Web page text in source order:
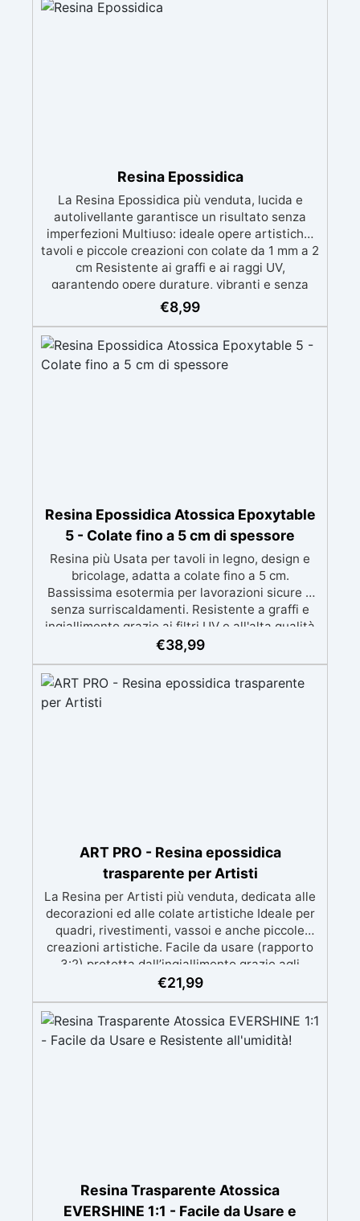
Resina Epossidica
La Resina Epossidica più venduta, lucida e
autolivellante garantisce un risultato senza
imperfezioni Multiuso: ideale opere artistiche,
tavoli e piccole creazioni con colate da 1 mm a 2
cm Resistente ai graffi e ai raggi UV,
garantendo opere durature, vibranti e senza
ingiallimenti nel tempo Bassa viscosità e
formula anti-bolle per risultati impeccabili,
Certificata Atossica post catalisi per contatto
con la pelle, BPA free e VoC Free
€8,99
Resina Epossidica Atossica Epoxytable
5 - Colate fino a 5 cm di spessore
Resina più Usata per tavoli in legno, design e
bricolage, adatta a colate fino a 5 cm.
Bassissima esotermia per lavorazioni sicure e
senza surriscaldamenti. Resistente a graffi e
ingiallimento grazie ai filtri UV e all'alta qualità
meccanica. Bassa viscosità per eliminare bolle
BPA/VOC free e certificata per il contatto
prolungato con la pelle.
€38,99
ART PRO - Resina epossidica
trasparente per Artisti
La Resina per Artisti più venduta, dedicata alle
decorazioni ed alle colate artistiche Ideale per
quadri, rivestimenti, vassoi e anche piccole
creazioni artistiche. Facile da usare (rapporto
3:2) protetta dall’ingiallimento grazie agli
speciali filtri UV Formula densa : non cola via,
in 12-24h garantendo una superficie lucida e
brillante
€21,99
Resina Trasparente Atossica
EVERSHINE 1:1 - Facile da Usare e